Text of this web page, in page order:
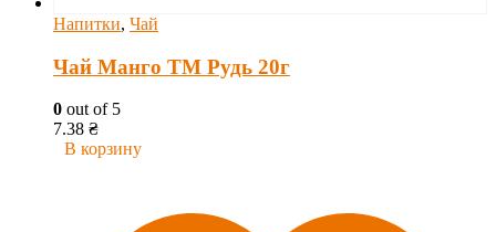
Напитки, Чай
Чай Манго ТМ Рудь 20г
0 out of 5
7.38 ₴
В корзину